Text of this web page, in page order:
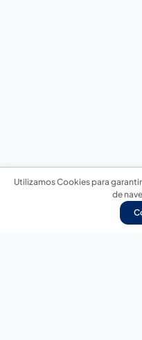
Utilizamos Cookies para
de